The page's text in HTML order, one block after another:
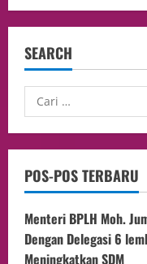
SEARCH
POS-POS TERBARU
Menteri BPLH Moh.
Dengan Delegasi 6
Meningkatkan SDM